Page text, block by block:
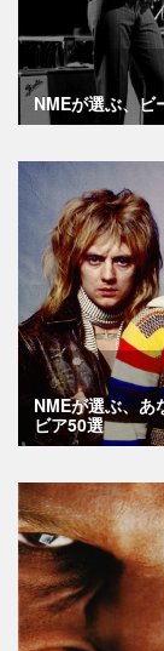
NMEが選ぶ、
NMEが選ぶ、あ
ビア50選